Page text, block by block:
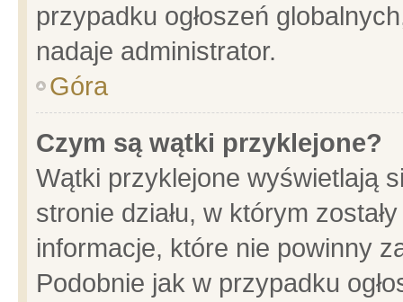
przypadku ogłoszeń
nadaje administrator.
Góra
Czym są wątki przyklejone?
Wątki przyklejone wyświetlają
stronie działu, w którym
informacje, które nie powinny
Podobnie jak w przypadku